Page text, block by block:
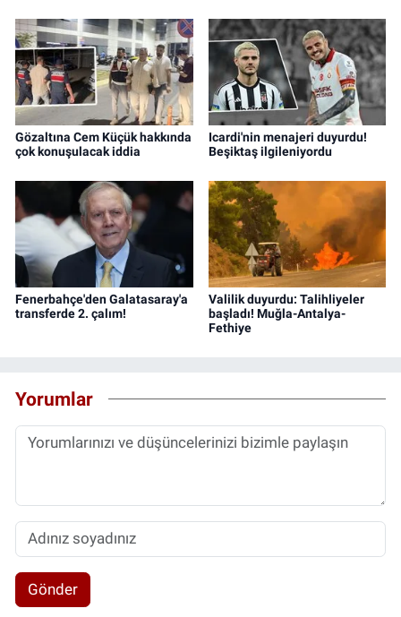
Gözaltına Cem Küçük hakkında
çok konuşulacak iddia
Icardi'nin menajeri duyurdu!
Beşiktaş ilgileniyordu
Fenerbahçe'den Galatasaray'a
transferde 2. çalım!
Valilik duyurdu: Talihliyeler
başladı! Muğla-Antalya-
Fethiye
Yorumlar
Gönder